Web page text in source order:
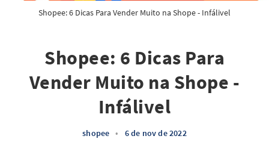
Shopee: 6 Dicas Para Vender Muito na Shope - Infálivel
Shopee: 6 Dicas Para
Vender Muito na Shope -
Infálivel
shopee • 6 de nov de 2022